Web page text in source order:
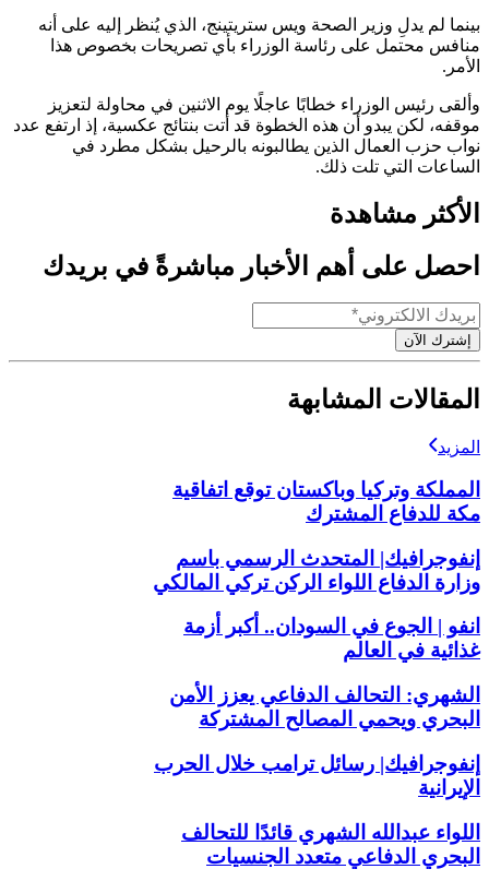
بينما لم يدلِ وزير الصحة ويس ستريتينج، الذي يُنظر إليه على أنه
منافس محتمل على رئاسة الوزراء بأي تصريحات بخصوص هذا
الأمر.
وألقى رئيس الوزراء خطابًا عاجلًا يوم الاثنين في محاولة لتعزيز
موقفه، لكن يبدو أن هذه الخطوة قد أتت بنتائج عكسية، إذ ارتفع عدد
نواب حزب العمال الذين يطالبونه بالرحيل بشكل مطرد في
الساعات التي تلت ذلك.
الأكثر مشاهدة
احصل على أهم الأخبار مباشرةً في بريدك
إشترك الآن
المقالات المشابهة
المزيد
المملكة وتركيا وباكستان توقع اتفاقية
مكة للدفاع المشترك
إنفوجرافيك| المتحدث الرسمي باسم
وزارة الدفاع اللواء الركن تركي المالكي
انفو | الجوع في السودان.. أكبر أزمة
غذائية في العالم
الشهري: التحالف الدفاعي يعزز الأمن
البحري ويحمي المصالح المشتركة
إنفوجرافيك| رسائل ترامب خلال الحرب
الإيرانية
اللواء عبدالله الشهري قائدًا للتحالف
البحري الدفاعي متعدد الجنسيات